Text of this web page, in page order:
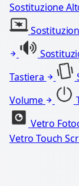
Sostituzione
Tastiera
Volume
Vetro
Vetro Touch